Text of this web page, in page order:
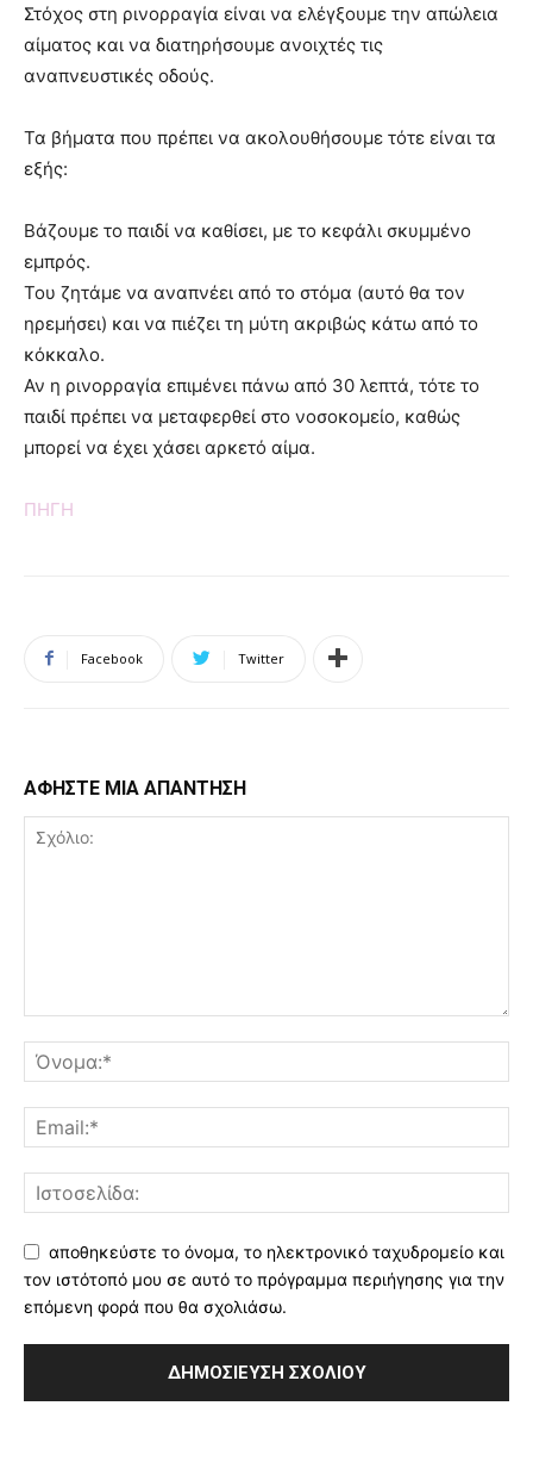
Στόχος στη ρινορραγία είναι να ελέγξουμε την απώλεια
αίματος και να διατηρήσουμε ανοιχτές τις
αναπνευστικές οδούς.
Τα βήματα που πρέπει να ακολουθήσουμε τότε είναι τα
εξής:
Βάζουμε το παιδί να καθίσει, με το κεφάλι σκυμμένο
εμπρός.
Του ζητάμε να αναπνέει από το στόμα (αυτό θα τον
ηρεμήσει) και να πιέζει τη μύτη ακριβώς κάτω από το
κόκκαλο.
Αν η ρινορραγία επιμένει πάνω από 30 λεπτά, τότε το
παιδί πρέπει να μεταφερθεί στο νοσοκομείο, καθώς
μπορεί να έχει χάσει αρκετό αίμα.
ΠΗΓΗ
Facebook Twitter
ΑΦΗΣΤΕ ΜΙΑ ΑΠΑΝΤΗΣΗ
αποθηκεύστε το όνομα, το ηλεκτρονικό ταχυδρομείο και
τον ιστότοπό μου σε αυτό το πρόγραμμα περιήγησης για την
επόμενη φορά που θα σχολιάσω.